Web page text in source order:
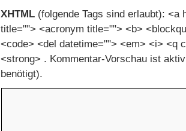
XHTML (folgende Tags sind erlaubt): <a
title=""> <acronym title=""> <b>
<code> <del datetime=""> <em> <i> <q
<strong> . Kommentar-Vorschau ist
benötigt).